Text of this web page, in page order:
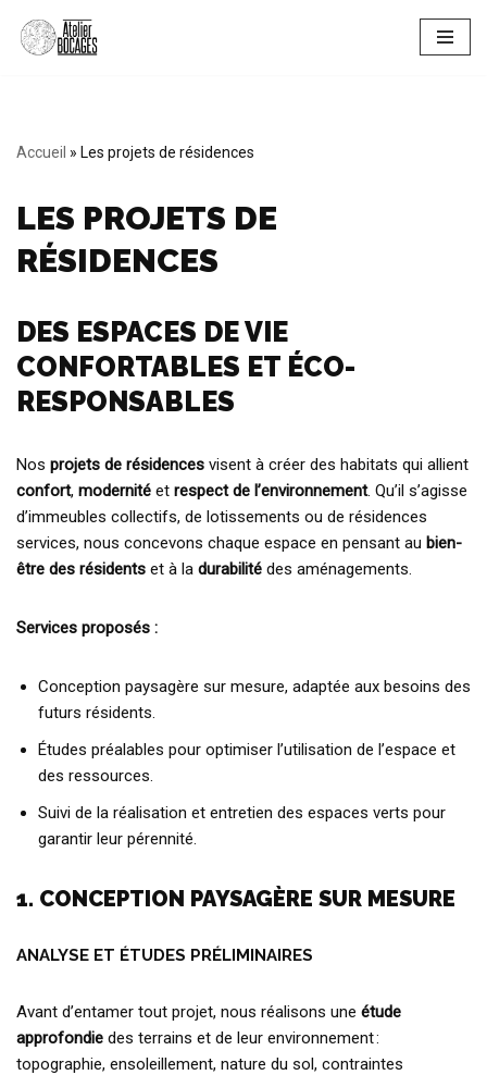
Aller
Accueil » Les projets de résidences
LES PROJETS DE
RÉSIDENCES
DES ESPACES DE VIE
CONFORTABLES ET ÉCO-
RESPONSABLES
Nos projets de résidences visent à créer des habitats qui allient
confort, modernité et respect de l’environnement. Qu’il s’agisse
d’immeubles collectifs, de lotissements ou de résidences
services, nous concevons chaque espace en pensant au bien-
être des résidents et à la durabilité des aménagements.
Services proposés :
Conception paysagère sur mesure, adaptée aux besoins des
futurs résidents.
Études préalables pour optimiser l’utilisation de l’espace et
des ressources.
Suivi de la réalisation et entretien des espaces verts pour
garantir leur pérennité.
1. CONCEPTION PAYSAGÈRE SUR MESURE
ANALYSE ET ÉTUDES PRÉLIMINAIRES
Avant d’entamer tout projet, nous réalisons une étude
approfondie des terrains et de leur environnement :
topographie, ensoleillement, nature du sol, contraintes